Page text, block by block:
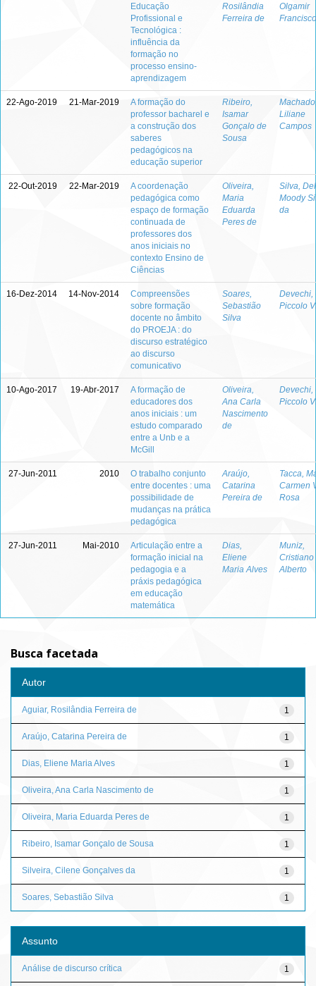
Educação
Profissional e
Tecnológica :
influência da
formação no
processo ensino-
aprendizagem
Rosilândia
Ferreira de
Olgamir
22-Ago-2019 21-Mar-2019
A formação do
professor bacharel e
a construção dos
saberes
pedagógicos na
educação superior
Ribeiro,
Isamar
Gonçalo de
Sousa
Liliane
Campos
22-Out-2019 22-Mar-2019
A coordenação
pedagógica como
espaço de formação
continuada de
professores dos
anos iniciais no
contexto Ensino de
Ciências
Oliveira,
Maria
Eduarda
Peres de
Silva,
Moody
da
16-Dez-2014 14-Nov-2014
Compreensões
sobre formação
docente no âmbito
do PROEJA : do
discurso estratégico
ao discurso
comunicativo
Soares,
Sebastião
Silva
Devechi,
Piccolo
10-Ago-2017 19-Abr-2017
A formação de
educadores dos
anos iniciais : um
estudo comparado
entre a Unb e a
McGill
Oliveira,
Ana Carla
Nascimento
de
Devechi,
Piccolo
27-Jun-2011 2010
O trabalho conjunto
entre docentes : uma
possibilidade de
mudanças na prática
pedagógica
Araújo,
Catarina
Pereira de
Tacca,
Carmen
Rosa
27-Jun-2011 Mai-2010
Articulação entre a
formação inicial na
pedagogia e a
práxis pedagógica
em educação
matemática
Dias,
Eliene
Maria Alves
Muniz,
Cristiano
Alberto
Busca facetada
Autor
1
Aguiar, Rosilândia Ferreira de
1
Araújo, Catarina Pereira de
1
Dias, Eliene Maria Alves
1
Oliveira, Ana Carla Nascimento de
1
Oliveira, Maria Eduarda Peres de
1
Ribeiro, Isamar Gonçalo de Sousa
1
Silveira, Cilene Gonçalves da
1
Soares, Sebastião Silva
Assunto
1
Análise de discurso crítica